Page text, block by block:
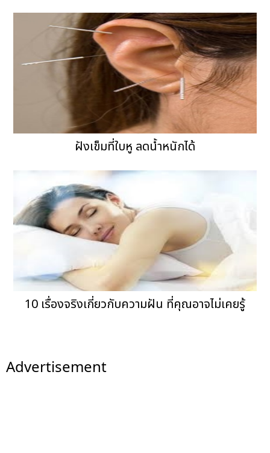
ฝังเข็มที่ใบหู ลดน้ำหนักได้
10 เรื่องจริงเกี่ยวกับความฝัน ที่คุณอาจไม่เคยรู้
Advertisement